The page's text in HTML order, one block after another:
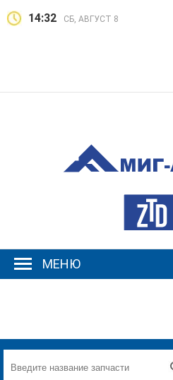
14:32 СБ, АВГУСТ 8
МЕНЮ